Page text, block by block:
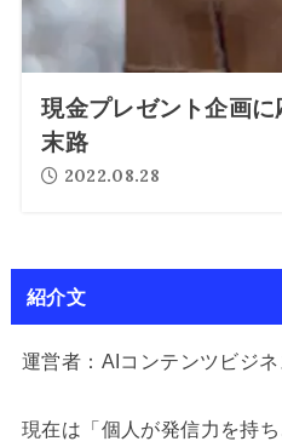
現金プレゼント企画
末路
2022.08.28
紹介文
運営者：AIコンテンツビジ
現在は「個人が発信力を持